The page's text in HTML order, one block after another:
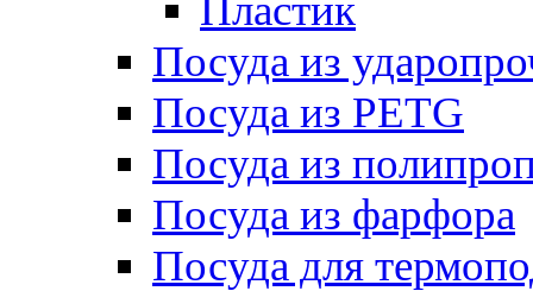
Пластик
Посуда из
Посуда из PETG
Посуда из
Посуда из фарфора
Посуда для